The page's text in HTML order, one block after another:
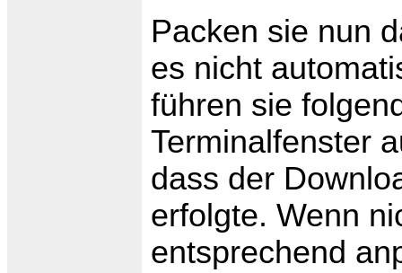
Packen sie nun
es nicht
führen sie
Terminalfenster
dass der
erfolgte. Wenn
entsprechend